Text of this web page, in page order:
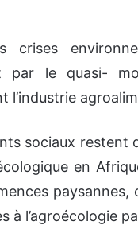
par le quasi-
l’industrie
sociaux restent
en
paysannes,
à l’agroécologie